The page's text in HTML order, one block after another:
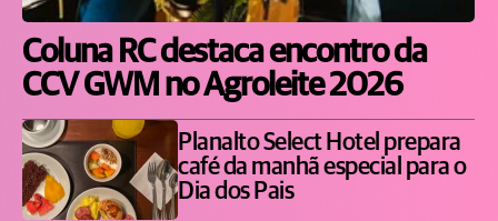
Coluna RC destaca encontro da
CCV GWM no Agroleite 2026
Planalto Select Hotel prepara
café da manhã especial para o
Dia dos Pais